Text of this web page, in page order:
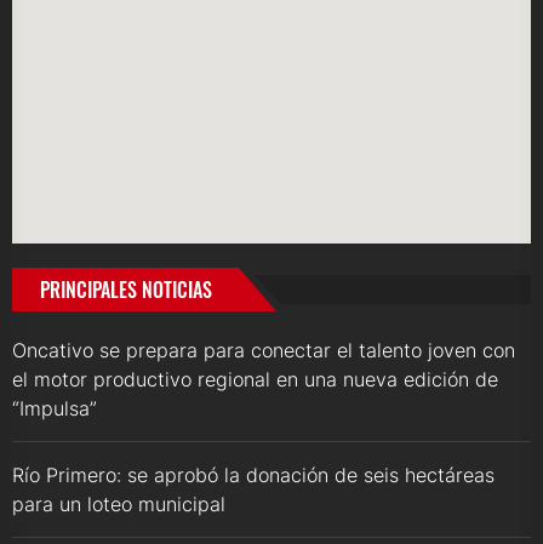
PRINCIPALES NOTICIAS
Oncativo se prepara para conectar el talento joven con
el motor productivo regional en una nueva edición de
“Impulsa”
Río Primero: se aprobó la donación de seis hectáreas
para un loteo municipal